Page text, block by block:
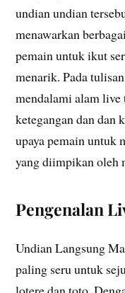
undian undian
menawarkan
pemain untuk ikut
menarik. Pada
mendalami alam
ketegangan dan dan
upaya pemain untuk
yang diimpikan oleh
Pengenalan
Undian Langsung
paling seru untuk